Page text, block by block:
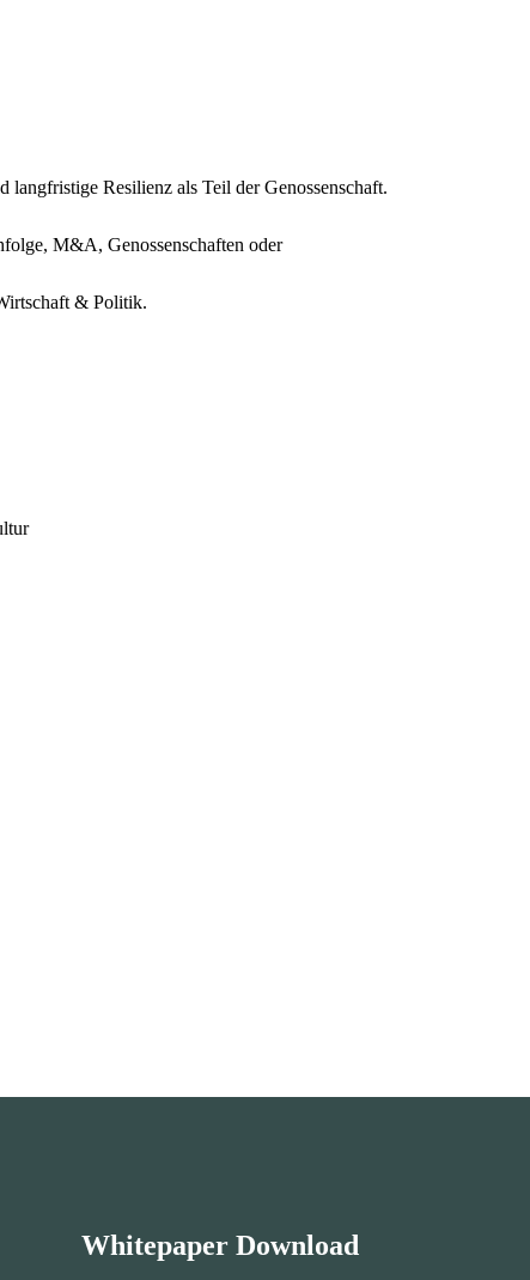
Resilienz als Teil der Genossenschaft.
M&A, Genossenschaften oder
& Politik.
Whitepaper Download